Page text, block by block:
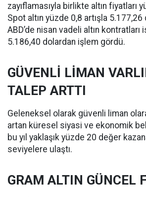
zayıflamasıyla birlikte altın fiyatları
Spot altın yüzde 0,8 artışla 5.177,26
ABD’de nisan vadeli altın kontratları
5.186,40 dolardan işlem gördü.
GÜVENLİ LİMAN
TALEP ARTTI
Geleneksel olarak güvenli liman
artan küresel siyasi ve ekonomik
bu yıl yaklaşık yüzde 20 değer
seviyelere ulaştı.
GRAM ALTIN GÜNCEL